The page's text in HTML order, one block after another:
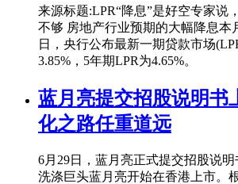
来源标题:LPR“降息”是好空专家说
不够 房地产行业预期的大幅降息本
日，央行公布最新一期贷款市场
3.85%，5年期LPR为4.65%。
蓝月亮提交招股说明书
化之路任重道远
6月29日，蓝月亮正式提交招股说
洗涤巨头蓝月亮开始在香港上市。